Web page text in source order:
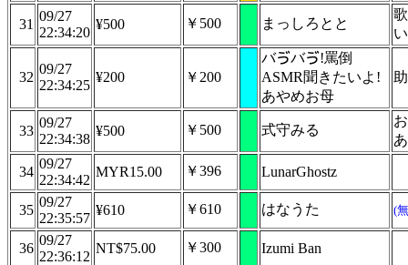
31
09/27
22:34:20
¥500 ￥500 まっしろとと
32
09/27
22:34:25
¥200 ￥200
バゔバゔ!罵倒
ASMR聞きたいよ!
あやめお母
33
09/27
22:34:38
¥500 ￥500 式守みる
34
09/27
22:34:42
MYR15.00 ￥396 LunarGhostz
35
09/27
22:35:57
¥610 ￥610 はなうた (
36
09/27
22:36:12
NT$75.00 ￥300 Izumi Ban